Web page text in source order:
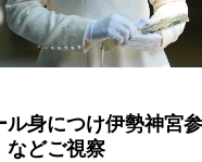
ル身につけ伊勢神宮
などご視察